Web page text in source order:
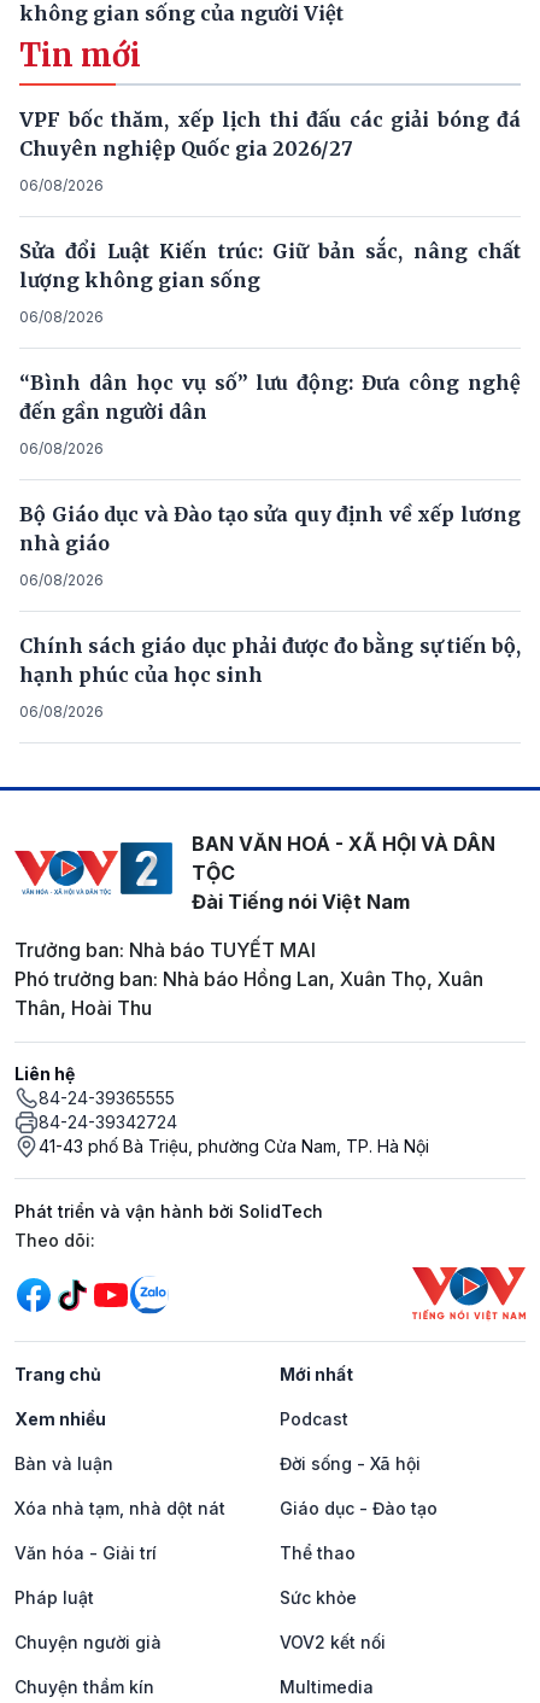
không gian sống của người Việt
Tin mới
VPF bốc thăm, xếp lịch thi đấu các giải bóng đá
Chuyên nghiệp Quốc gia 2026/27
06/08/2026
Sửa đổi Luật Kiến trúc: Giữ bản sắc, nâng chất
lượng không gian sống
06/08/2026
“Bình dân học vụ số” lưu động: Đưa công nghệ
đến gần người dân
06/08/2026
Bộ Giáo dục và Đào tạo sửa quy định về xếp lương
nhà giáo
06/08/2026
Chính sách giáo dục phải được đo bằng sự tiến bộ,
hạnh phúc của học sinh
06/08/2026
BAN VĂN HOÁ - XÃ HỘI VÀ DÂN
TỘC
Đài Tiếng nói Việt Nam
Trưởng ban: Nhà báo TUYẾT MAI
Phó trưởng ban: Nhà báo Hồng Lan, Xuân Thọ, Xuân
Thân, Hoài Thu
Liên hệ
84-24-39365555
84-24-39342724
41-43 phố Bà Triệu, phường Cửa Nam, TP. Hà Nội
Phát triển và vận hành bởi SolidTech
Mạng xã hội
Theo dõi:
Trang chủ Mới nhất
Xem nhiều Podcast
Bàn và luận Đời sống - Xã hội
Xóa nhà tạm, nhà dột nát Giáo dục - Đào tạo
Văn hóa - Giải trí Thể thao
Pháp luật Sức khỏe
Chuyện người già VOV2 kết nối
Chuyện thầm kín Multimedia